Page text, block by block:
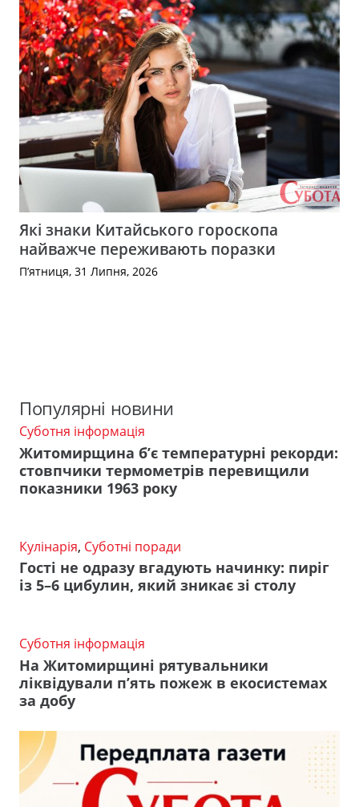
Які знаки Китайського гороскопа
найважче переживають поразки
П’ятниця, 31 Липня, 2026
Популярні новини
Суботня інформація
Житомирщина б’є температурні рекорди:
стовпчики термометрів перевищили
показники 1963 року
Кулінарія, Суботні поради
Гості не одразу вгадують начинку: пиріг
із 5–6 цибулин, який зникає зі столу
Суботня інформація
На Житомирщині рятувальники
ліквідували п’ять пожеж в екосистемах
за добу